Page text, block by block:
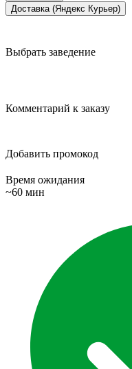
Доставка (Яндекс Курьер)
Выбрать заведение
Комментарий к заказу
Добавить промокод
Время ожидания
~60 мин